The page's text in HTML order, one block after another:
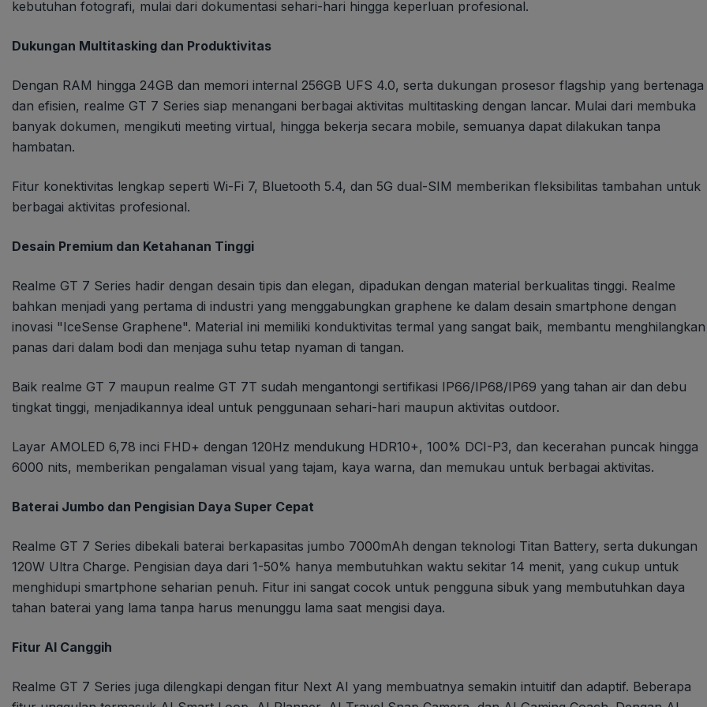
kebutuhan fotografi, mulai dari dokumentasi sehari-hari hingga keperluan profesional.
Dukungan Multitasking dan Produktivitas
Dengan RAM hingga 24GB dan memori internal 256GB UFS 4.0, serta dukungan prosesor flagship yang bertenaga
dan efisien, realme GT 7 Series siap menangani berbagai aktivitas multitasking dengan lancar. Mulai dari membuka
banyak dokumen, mengikuti meeting virtual, hingga bekerja secara mobile, semuanya dapat dilakukan tanpa
hambatan.
Fitur konektivitas lengkap seperti Wi-Fi 7, Bluetooth 5.4, dan 5G dual-SIM memberikan fleksibilitas tambahan untuk
berbagai aktivitas profesional.
Desain Premium dan Ketahanan Tinggi
Realme GT 7 Series hadir dengan desain tipis dan elegan, dipadukan dengan material berkualitas tinggi. Realme
bahkan menjadi yang pertama di industri yang menggabungkan graphene ke dalam desain smartphone dengan
inovasi "IceSense Graphene". Material ini memiliki konduktivitas termal yang sangat baik, membantu menghilangkan
panas dari dalam bodi dan menjaga suhu tetap nyaman di tangan.
Baik realme GT 7 maupun realme GT 7T sudah mengantongi sertifikasi IP66/IP68/IP69 yang tahan air dan debu
tingkat tinggi, menjadikannya ideal untuk penggunaan sehari-hari maupun aktivitas outdoor.
Layar AMOLED 6,78 inci FHD+ dengan 120Hz mendukung HDR10+, 100% DCI-P3, dan kecerahan puncak hingga
6000 nits, memberikan pengalaman visual yang tajam, kaya warna, dan memukau untuk berbagai aktivitas.
Baterai Jumbo dan Pengisian Daya Super Cepat
Realme GT 7 Series dibekali baterai berkapasitas jumbo 7000mAh dengan teknologi Titan Battery, serta dukungan
120W Ultra Charge. Pengisian daya dari 1-50% hanya membutuhkan waktu sekitar 14 menit, yang cukup untuk
menghidupi smartphone seharian penuh. Fitur ini sangat cocok untuk pengguna sibuk yang membutuhkan daya
tahan baterai yang lama tanpa harus menunggu lama saat mengisi daya.
Fitur AI Canggih
Realme GT 7 Series juga dilengkapi dengan fitur Next AI yang membuatnya semakin intuitif dan adaptif. Beberapa